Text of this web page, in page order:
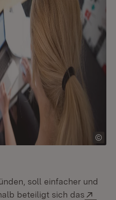
soll einfacher und
beteiligt sich das